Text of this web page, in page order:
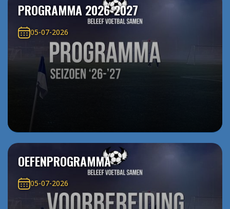
PROGRAMMA 2026-2027
05-07-2026
OEFENPROGRAMMA
05-07-2026